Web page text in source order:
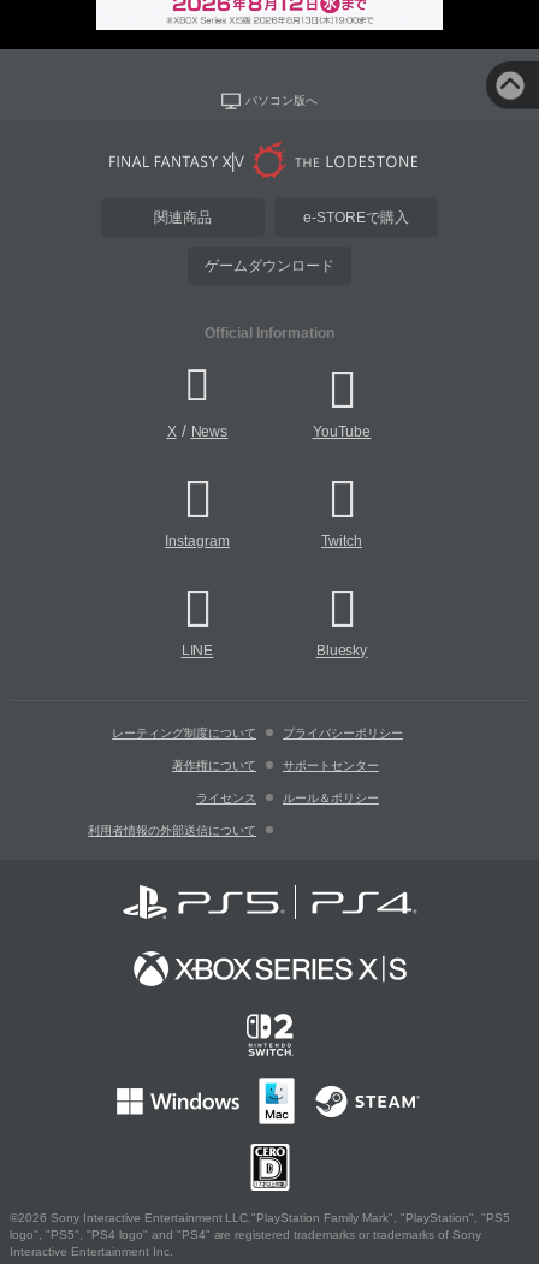
パソコン版へ
関連商品 e-STOREで購入
ゲームダウンロード
Official Information
X/ News YouTube
Instagram Twitch
LINE Bluesky
レーティング制度について プライバシーポリシー
著作権について サポートセンター
ライセンス ルール＆ポリシー
利用者情報の外部送信について
©2026 Sony Interactive Entertainment LLC."PlayStation Family Mark", "PlayStation", "PS5
logo", "PS5", "PS4 logo" and "PS4" are registered trademarks or trademarks of Sony
Interactive Entertainment Inc.